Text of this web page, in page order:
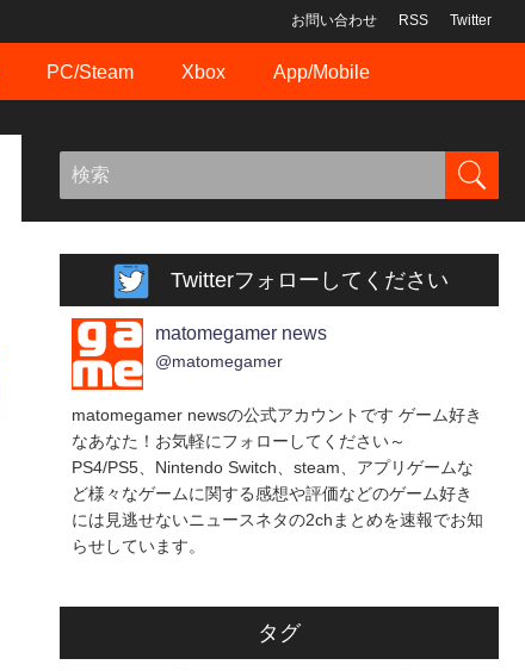
お問い合わせ RSS Twitter
PC/Steam Xbox App/Mobile
Twitterフォローしてください
matomegamer news
@matomegamer
matomegamer newsの公式アカウントです ゲーム好き
なあなた！お気軽にフォローしてください～
PS4/PS5、Nintendo Switch、steam、アプリゲームな
ど様々なゲームに関する感想や評価などのゲーム好き
には見逃せないニュースネタの2chまとめを速報でお知
らせしています。
タグ